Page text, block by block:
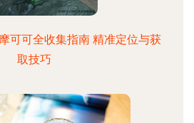
可可全收集指南 精准定位与获
取技巧